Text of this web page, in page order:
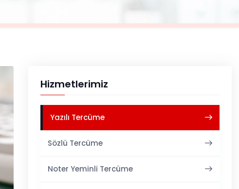
Hizmetlerimiz
Yazılı Tercüme
Sözlü Tercüme
Noter Yeminli Tercüme